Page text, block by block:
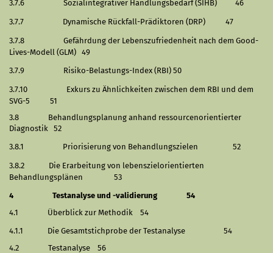
3.7.6 Sozialintegrativer Handlungsbedarf (SIHB) 46
3.7.7 Dynamische Rückfall-Prädiktoren (DRP) 47
3.7.8
Gefährdung der Lebenszufriedenheit nach dem Good-
Lives-Modell (GLM) 49
3.7.9
Risiko-Belastungs-Index (RBI) 50
3.7.10
Exkurs zu Ähnlichkeiten zwischen dem RBI und dem
SVG-5
51
3.8
Behandlungsplanung anhand ressourcenorientierter
Diagnostik 52
3.8.1
Priorisierung von Behandlungszielen 52
3.8.2
Die Erarbeitung von lebenszielorientierten
Behandlungsplänen
53
4
Testanalyse und -validierung
54
4.1
Überblick zur Methodik
54
4.1.1
Die Gesamtstichprobe der Testanalyse
54
4.2
Testanalyse
56